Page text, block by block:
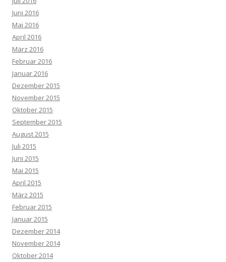
Juni 2016
Mai 2016
April 2016
März 2016
Februar 2016
Januar 2016
Dezember 2015
November 2015
Oktober 2015
September 2015
August 2015
Juli 2015
Juni 2015
Mai 2015
April 2015
März 2015
Februar 2015
Januar 2015
Dezember 2014
November 2014
Oktober 2014